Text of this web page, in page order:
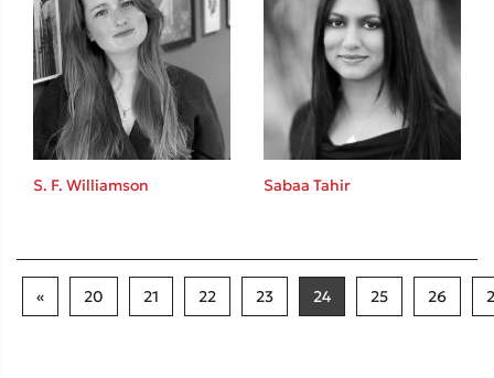
S. F. Williamson Sabaa Tahir
« 20 21 22 23 24 25 26